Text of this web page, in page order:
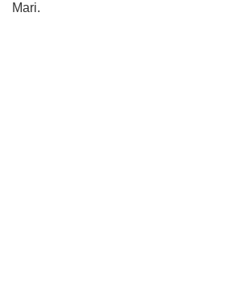
Mari.